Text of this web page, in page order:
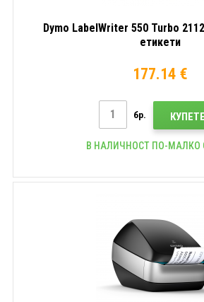
Dymo LabelWriter 550 Turbo
етикети
177.14 €
бр. КУПЕТЕ
В НАЛИЧНОСТ ПО-МАЛКО